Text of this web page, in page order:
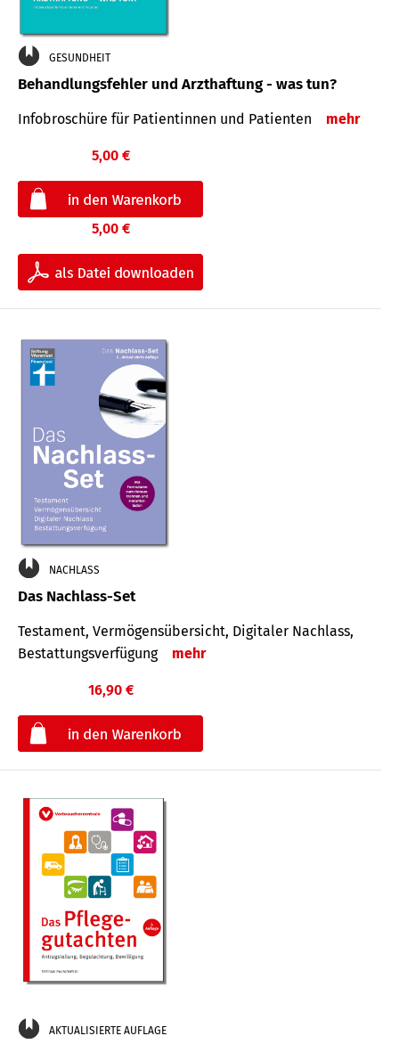
GESUNDHEIT
Behandlungsfehler und Arzthaftung - was tun?
Infobroschüre für Patientinnen und Patienten mehr
5,00 €
5,00 €
NACHLASS
Das Nachlass-Set
Testament, Vermögens­übersicht, Digitaler Nach­lass,
Bestat­tungs­ver­fügung
mehr
16,90 €
AKTUALISIERTE AUFLAGE